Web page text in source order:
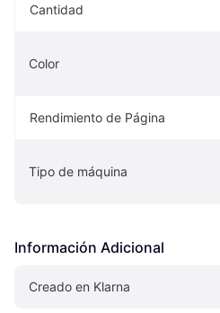
Cantidad
Color
Rendimiento de Página
Tipo de máquina
Información Adicional
Creado en Klarna